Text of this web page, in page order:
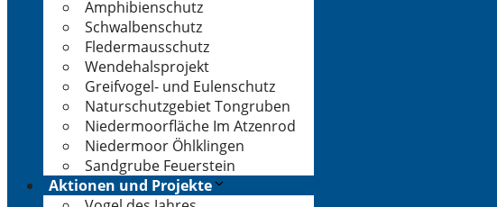
Amphibienschutz
Schwalbenschutz
Fledermausschutz
Wendehalsprojekt
Greifvogel- und Eulenschutz
Naturschutzgebiet Tongruben
Niedermoorfläche Im Atzenrod
Niedermoor Öhlklingen
Sandgrube Feuerstein
Aktionen und Projekte